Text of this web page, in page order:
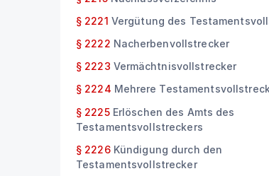
§ 2221 Vergütung des
§ 2222 Nacherbenvollstrecker
§ 2223 Vermächtnisvollstrecker
§ 2224 Mehrere
§ 2225 Erlöschen des Amts des
Testamentsvollstreckers
§ 2226 Kündigung durch den
Testamentsvollstrecker